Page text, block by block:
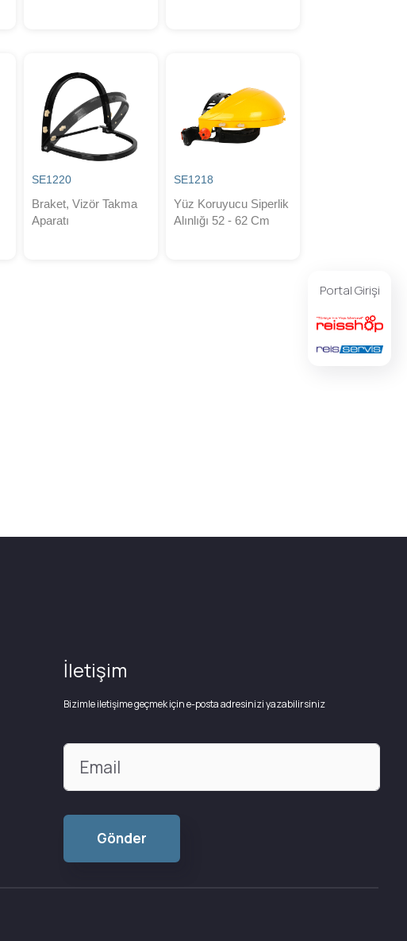
SE1220
Braket, Vizör Takma
Aparatı
SE1218
Yüz Koruyucu Siperlik
Alınlığı 52 - 62 Cm
Portal Girişi
İletişim
Bizimle iletişime geçmek için e-posta adresinizi yazabilirsiniz